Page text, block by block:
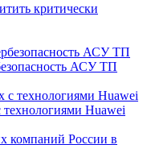
критически
АСУ ТП
Huawei